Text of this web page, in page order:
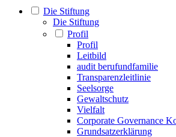
Die Stiftung
Die Stiftung
Profil
Profil
Leitbild
audit berufundfamilie
Transparenzleitlinie
Seelsorge
Gewaltschutz
Vielfalt
Corporate Governance
Grundsatzerklärung